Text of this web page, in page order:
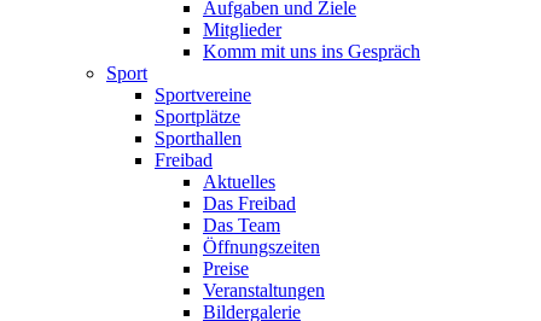
Aufgaben und Ziele
Mitglieder
Komm mit uns ins Gespräch
Sport
Sportvereine
Sportplätze
Sporthallen
Freibad
Aktuelles
Das Freibad
Das Team
Öffnungszeiten
Preise
Veranstaltungen
Bildergalerie